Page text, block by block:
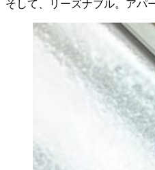
そして、リーズナブル。アパ